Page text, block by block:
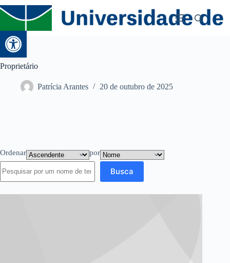
Abrir a barra de ferramentas
Proprietário
Patrícia Arantes 20 de outubro de 2025
Ordenar por
Busca